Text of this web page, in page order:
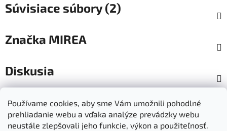
Používame cookies, aby sme Vám umožnili pohodlné
prehliadanie webu a vďaka analýze prevádzky webu
neustále zlepšovali jeho funkcie, výkon a použiteľnosť.
Súvisiace súbory (2)
Značka MIREA
Diskusia
Dokumenty na stiahnutie Moja objednávka
Obchodné podmienky Ochrana osobných údajov